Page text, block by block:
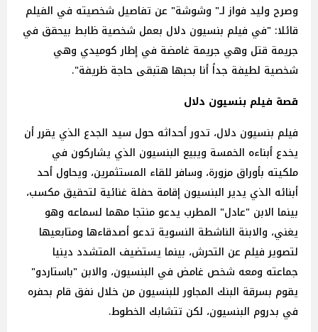
وصرح وليد فواز لـ" وشوشة" عن تفاصيل شخصيته في الفيلم
قائلا: "في فيلم بنسيون دلال بعمل شخصية ظابط بيحقق في
جريمة قتل وهي جريمة غامضة في إطار كوميدي وهي
شخصية لطيفة جداً أنا بحبها هتبقى حاجة ظريفة".
قصة فيلم بنسيون دلال
فيلم بنسيون دلال، تدور أحداثه حول سيد الجدع الذي يقرر أن
يخدع أبناءه الخمسة ويبيع البنسيون الذي يشاركون في
ملكيته بأوراق مزورة، وسافر للقاء المستثمرين، ويحاول أحد
أبنائه الذي يدير البنسيون إقامة حفلة غنائية لتحقيق مكسب،
بينما الابن "عادل" المطرب يدعو منتجا مهما لسماعه وهو
يغني، والابنة الناشطة النسوية تدعو أصدقاءها ومتابعيها
لتصوير فيلم عن التحرش، بينما يستضيف المتشدد دينيا
جماعته ومعه شخص غامض في البنسيون، والابن "باستاردو"
يقوم بسرقة البنك المجاور للبنسيون من خلال نفق قام بحفره
في بدروم البنسيون، لكن تتشابك الخطوط.